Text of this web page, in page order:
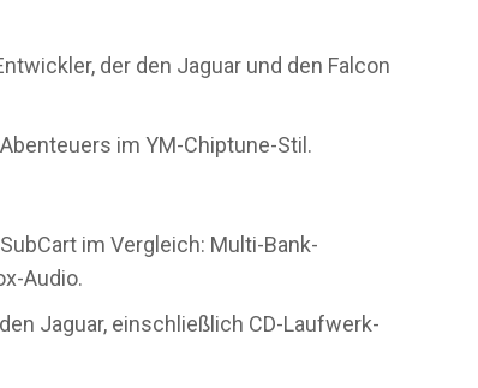
der den Jaguar und den Falcon
im YM-Chiptune-Stil.
im Vergleich: Multi-Bank-
Audio.
Jaguar, einschließlich CD-Laufwerk-